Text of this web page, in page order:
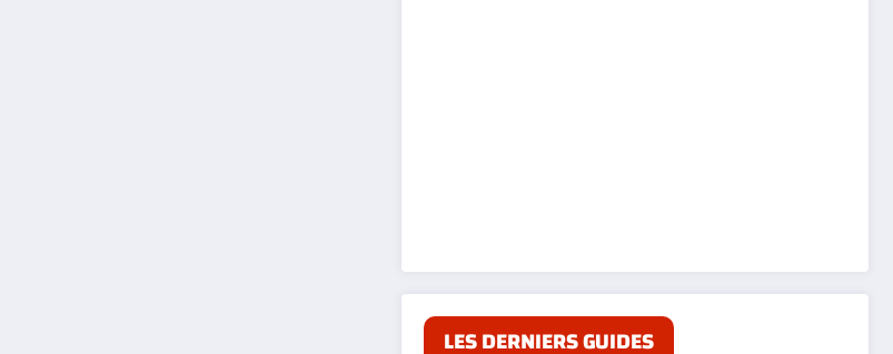
LES DERNIERS GUIDES